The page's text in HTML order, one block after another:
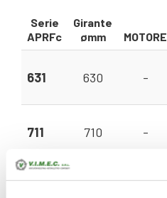
Serie
APRFc
Girante
ømm
MOTORE
631 630 -
711 710 -